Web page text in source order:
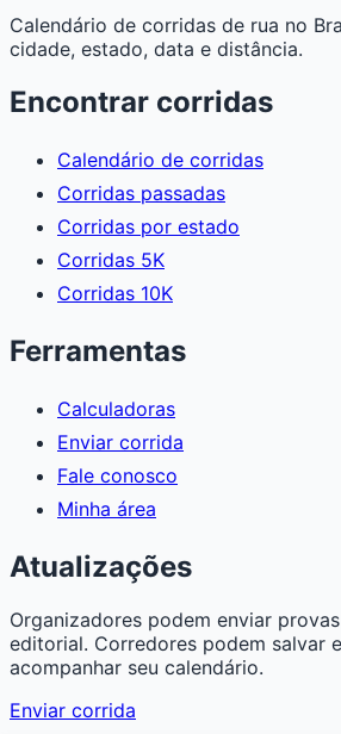
Calendário de corridas de rua no
cidade, estado, data e distância.
Encontrar corridas
Calendário de corridas
Corridas passadas
Corridas por estado
Corridas 5K
Corridas 10K
Ferramentas
Calculadoras
Enviar corrida
Fale conosco
Minha área
Atualizações
Organizadores podem enviar
editorial. Corredores podem salvar
acompanhar seu calendário.
Enviar corrida